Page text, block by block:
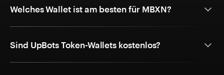
Welches Wallet ist am besten für MBXN?
Sind UpBots Token-Wallets kostenlos?